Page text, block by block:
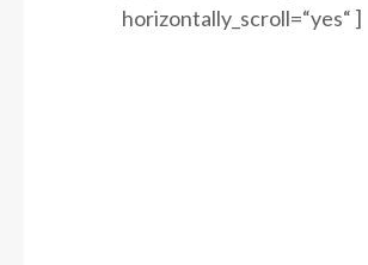
horizontally_scroll=“yes“ ]